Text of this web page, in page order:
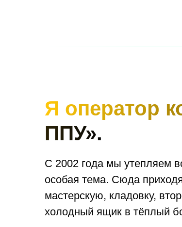
Я оператор
ППУ».
С 2002 года мы утепляем
особая тема. Сюда
мастерскую, кладовку,
холодный ящик в тёплый